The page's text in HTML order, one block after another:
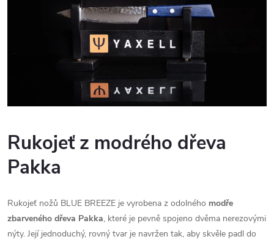
Rukojeť z modrého dřeva
Pakka
Rukojeť nožů BLUE BREEZE je vyrobena z odolného modře
zbarveného dřeva Pakka, které je pevně spojeno dvěma nerezovými
nýty. Její jednoduchý, rovný tvar je navržen tak, aby skvěle padl do